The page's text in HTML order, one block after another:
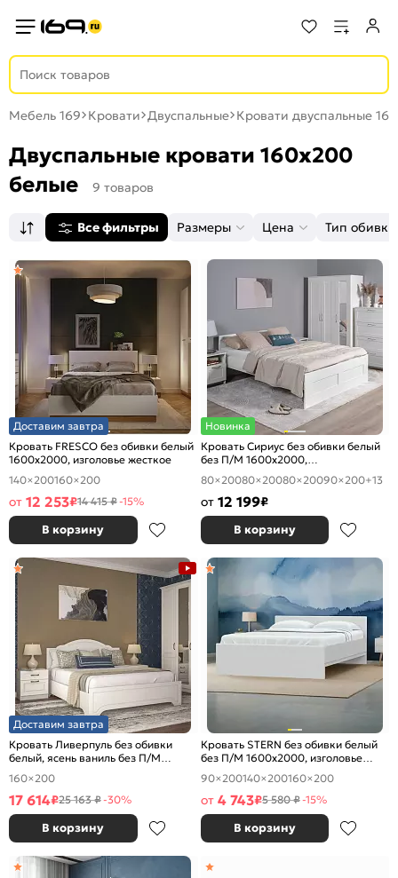
Мебель 169 Кровати Двуспальные Кровати двуспальные
Двуспальные кровати 160x200
белые
9 товаров
Все фильтры Размеры Цена Тип обивки
Доставим завтра
Кровать FRESCO без обивки белый
1600x2000, изголовье жесткое
140×200160×200
от 12 253₽14 415 ₽-15%
В корзину
Новинка
Кровать Сириус без обивки белый
без П/М 1600x2000,
ортопедическое основание,
изголовье жесткое
80×20080×20080×20090×200+13
от 12 199₽
В корзину
Доставим завтра
Кровать Ливерпуль без обивки
белый, ясень ваниль без П/М
1600x2000, изголовье жесткое
160×200
17 614₽25 163 ₽-30%
В корзину
Кровать STERN без обивки белый
без П/М 1600x2000, изголовье
жесткое
90×200140×200160×200
от 4 743₽5 580 ₽-15%
В корзину